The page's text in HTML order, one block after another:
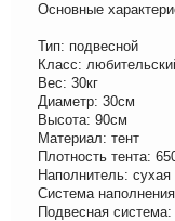
Основные
Тип: подвесной
Класс:
Вес: 30кг
Диаметр: 30см
Высота: 90см
Материал: тент
Плотность тента:
Наполнитель:
Система
Подвесная